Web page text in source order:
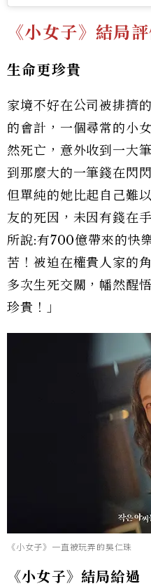
《小女子》結局
生命更珍貴
家境不好在公司被排擠
的會計，一個尋常的小
然死亡，意外收到一大
到那麼大的一筆錢在閃
但單純的她比起自己難
友的死因，未因有錢在
所說:有700億帶來的快
苦！被迫在權貴人家的
多次生死交關，幡然醒
珍貴！」
《小女子》一直被玩弄的吳仁珠
《小女子》結局給過